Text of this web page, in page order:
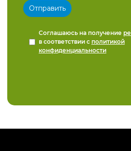
Соглашаюсь на получение
в соответствии с политикой
конфиденциальности